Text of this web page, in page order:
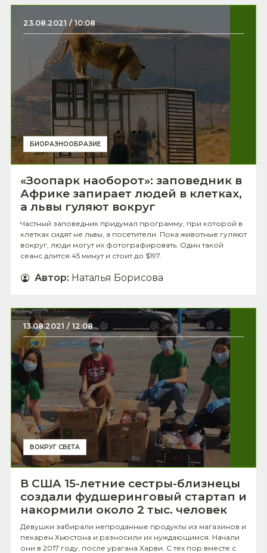
23.08.2021 / 10:08
БИОРАЗНООБРАЗИЕ
«Зоопарк наоборот»: заповедник в
Африке запирает людей в клетках,
а львы гуляют вокруг
Частный заповедник придумал программу, при которой в
клетках сидят не львы, а посетители. Пока животные гуляют
вокруг, люди могут их фотографировать. Один такой
сеанс длится 45 минут и стоит до $197.
Автор: Наталья Борисова
13.08.2021 / 12:08
ВОКРУГ СВЕТА
В США 15-летние сестры-близнецы
создали фудшеринговый стартап и
накормили около 2 тыс. человек
Девушки забирали непроданные продукты из магазинов и
пекарен Хьюстона и разносили их нуждающимся. Начали
они в 2017 году, после урагана Харви. С тех пор вместе с